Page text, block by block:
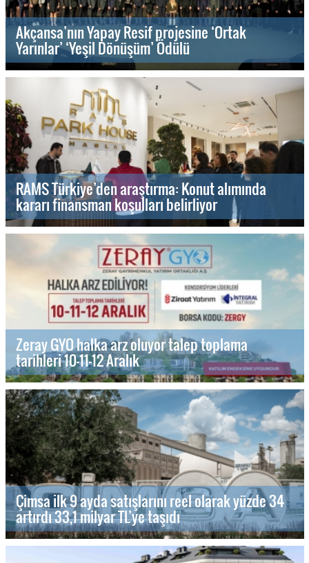
Akçansa’nın Yapay Resif projesine ‘Ortak
Yarınlar’ ‘Yeşil Dönüşüm’ Ödülü
RAMS Türkiye’den araştırma: Konut alımında
kararı finansman koşulları belirliyor
Zeray GYO halka arz oluyor talep toplama
tarihleri 10-11-12 Aralık
Çimsa ilk 9 ayda satışlarını reel olarak yüzde 34
artırdı 33,1 milyar TL’ye taşıdı